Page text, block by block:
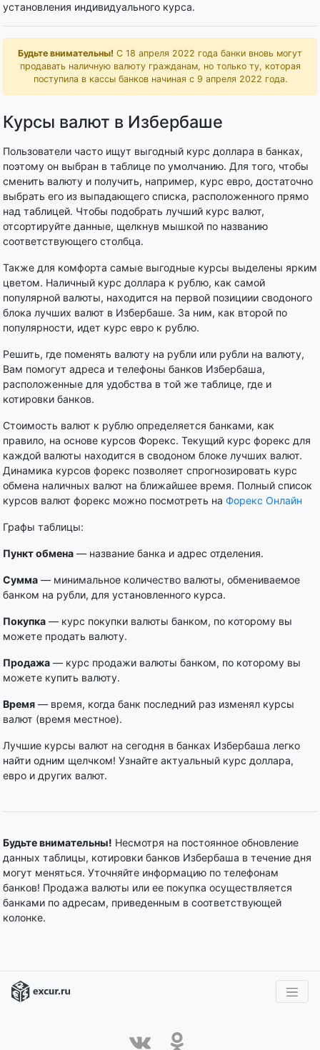
установления индивидуального курса.
Будьте внимательны! С 18 апреля 2022 года банки вновь могут
продавать наличную валюту гражданам, но только ту, которая
поступила в кассы банков начиная с 9 апреля 2022 года.
Курсы валют в Избербаше
Пользователи часто ищут выгодный курс доллара в банках,
поэтому он выбран в таблице по умолчанию. Для того, чтобы
сменить валюту и получить, например, курс евро, достаточно
выбрать его из выпадающего списка, расположенного прямо
над таблицей. Чтобы подобрать лучший курс валют,
отсортируйте данные, щелкнув мышкой по названию
соответствующего столбца.
Также для комфорта самые выгодные курсы выделены ярким
цветом. Наличный курс доллара к рублю, как самой
популярной валюты, находится на первой позициии сводоного
блока лучших валют в Избербаше. За ним, как второй по
популярности, идет курс евро к рублю.
Решить, где поменять валюту на рубли или рубли на валюту,
Вам помогут адреса и телефоны банков Избербаша,
расположенные для удобства в той же таблице, где и
котировки банков.
Стоимость валют к рублю определяется банками, как
правило, на основе курсов Форекс. Текущий курс форекс для
каждой валюты находится в сводоном блоке лучших валют.
Динамика курсов форекс позволяет спрогнозировать курс
обмена наличных валют на ближайшее время. Полный список
курсов валют форекс можно посмотреть на Форекс Онлайн
Графы таблицы:
Пункт обмена — название банка и адрес отделения.
Сумма — минимальное количество валюты, обмениваемое
банком на рубли, для установленного курса.
Покупка — курс покупки валюты банком, по которому вы
можете продать валюту.
Продажа — курс продажи валюты банком, по которому вы
можете купить валюту.
Время — время, когда банк последний раз изменял курсы
валют (время местное).
Лучшие курсы валют на сегодня в банках Избербаша легко
найти одним щелчком! Узнайте актуальный курс доллара,
евро и других валют.
Будьте внимательны! Несмотря на постоянное обновление
данных таблицы, котировки банков Избербаша в течение дня
могут меняться. Уточняйте информацию по телефонам
банков! Продажа валюты или ее покупка осуществляется
банками по адресам, приведенным в соответствующей
колонке.